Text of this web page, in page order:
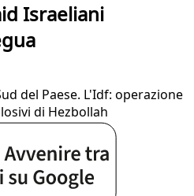
Israeliani
del Paese. L'Idf: operazione
di Hezbollah